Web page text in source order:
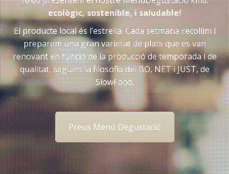
ecològic, sostenible, i saludable!
El producte local és l’estrella. Cada setmana recollim i
preparem una gran varietat de plats que es van
renovant en funció de la producció de temporada i de
qualitat, seguint la filosofia del BO, NET i JUST, de
SlowFood.
Preus Menú Degustació